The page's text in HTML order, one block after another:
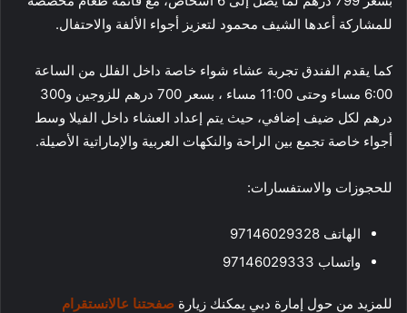
للمشاركة أعدها الشيف محمود لتعزيز أجواء الألفة والاحتفال.
كما يقدم الفندق تجربة عشاء شواء خاصة داخل الفلل من الساعة
6:00 مساء وحتى 11:00 مساء ، بسعر 700 درهم للزوجين و300
درهم لكل ضيف إضافي، حيث يتم إعداد العشاء داخل الفيلا وسط
أجواء خاصة تجمع بين الراحة والنكهات العربية والإماراتية الأصيلة.
للحجوزات والاستفسارات:
الهاتف 97146029328
واتساب 97146029333
للمزيد من حول إمارة دبي يمكنك زيارة صفحتنا عالانستقرام